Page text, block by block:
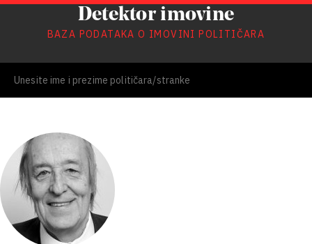
Detektor imovine
BAZA PODATAKA O IMOVINI POLITIČARA